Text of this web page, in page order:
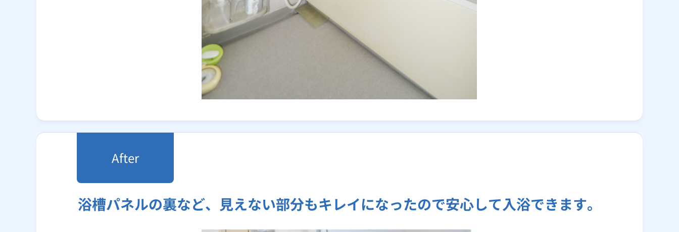
浴槽パネルの裏など、見えない部分もキレイになったので安心して入浴できます。